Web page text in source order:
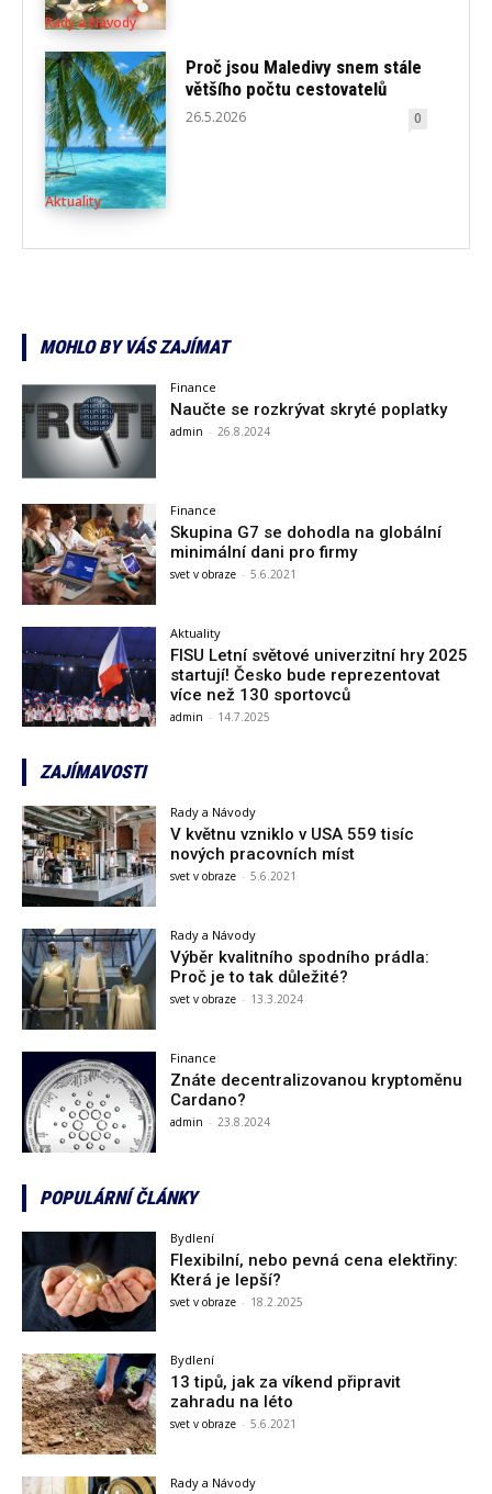
Rady a Návody
Aktuality
Proč jsou Maledivy snem stále
většího počtu cestovatelů
26.5.2026 0
MOHLO BY VÁS ZAJÍMAT
Finance
Naučte se rozkrývat skryté poplatky
admin - 26.8.2024
Finance
Skupina G7 se dohodla na globální
minimální dani pro firmy
svet v obraze - 5.6.2021
Aktuality
FISU Letní světové univerzitní hry 2025
startují! Česko bude reprezentovat
více než 130 sportovců
admin - 14.7.2025
ZAJÍMAVOSTI
Rady a Návody
V květnu vzniklo v USA 559 tisíc
nových pracovních míst
svet v obraze - 5.6.2021
Rady a Návody
Výběr kvalitního spodního prádla:
Proč je to tak důležité?
svet v obraze - 13.3.2024
Finance
Znáte decentralizovanou kryptoměnu
Cardano?
admin - 23.8.2024
POPULÁRNÍ ČLÁNKY
Bydlení
Flexibilní, nebo pevná cena elektřiny:
Která je lepší?
svet v obraze - 18.2.2025
Bydlení
13 tipů, jak za víkend připravit
zahradu na léto
svet v obraze - 5.6.2021
Rady a Návody